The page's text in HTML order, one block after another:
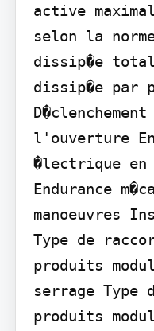
active
selon la
dissip�e
dissip�e par
l'ouverture
�lectrique en
Endurance
manoeuvres
Type de
produits
serrage Type
produits